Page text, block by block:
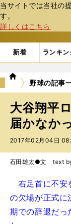
当サイトでは当社の
す。
詳しくはこちら
web Sportiva
新着 ランキン
we
ポ
ル
テ
ィ
ー
バ
野球の記事
大谷翔平
届かなか
2017年02月04日
石田雄太●文 text
右足首に不安
の欠場が正式
期での辞退だ